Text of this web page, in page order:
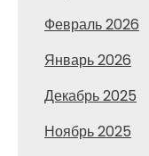
Февраль 2026
Январь 2026
Декабрь 2025
Ноябрь 2025